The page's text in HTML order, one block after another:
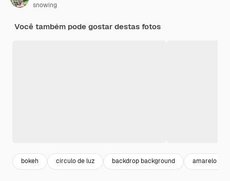
snowing
Você também pode gostar destas fotos
bokeh circulo de luz backdrop background amarelo